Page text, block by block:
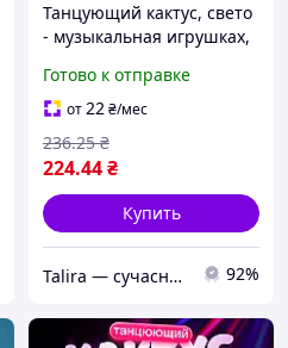
Танцующий кактус, свето
- музыкальная игрушках,
кактус в вазоне 34 см
Готово к отправке
от22₴/мес
224.44₴
236.25 ₴
Купить
Talira — сучасний онлайн-магазин. Відправка Новою Поштою по Україні. 92%